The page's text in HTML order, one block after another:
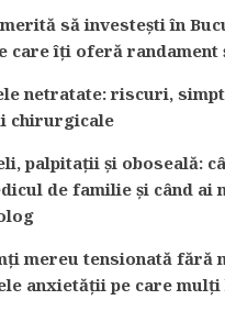
să investești în
care îți oferă randament
netratate: riscuri,
chirurgicale
palpitații și oboseală:
de familie și când ai
mereu tensionată fără
anxietății pe care